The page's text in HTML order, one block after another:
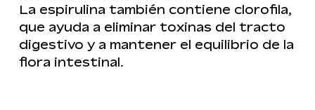
La espirulina también contiene clorofila,
que ayuda a eliminar toxinas del tracto
digestivo y a mantener el equilibrio de la
flora intestinal.